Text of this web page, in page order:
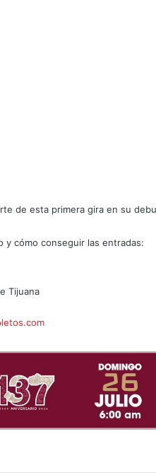
de esta primera gira en su
y cómo conseguir las entradas:
Tijuana